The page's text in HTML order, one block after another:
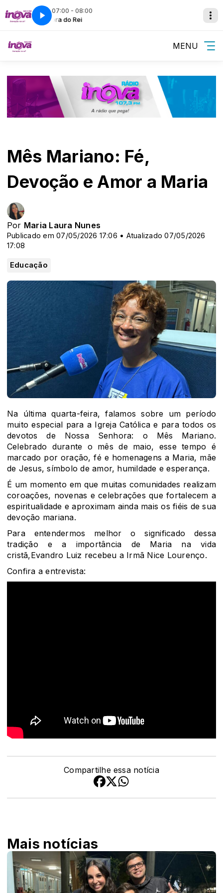
07:00 - 08:00
A Hora do Rei
Super Sequência
MENU
Mês Mariano: Fé,
Devoção e Amor a Maria
Por Maria Laura Nunes
Publicado em 07/05/2026 17:06 • Atualizado 07/05/2026
17:08
Educação
Na última quarta-feira, falamos sobre um período
muito especial para a Igreja Católica e para todos os
devotos de Nossa Senhora: o Mês Mariano.
Celebrado durante o mês de maio, esse tempo é
marcado por oração, fé e homenagens a Maria, mãe
de Jesus, símbolo de amor, humildade e esperança.
É um momento em que muitas comunidades realizam
coroações, novenas e celebrações que fortalecem a
espiritualidade e aproximam ainda mais os fiéis de sua
devoção mariana.
Para entendermos melhor o significado dessa
tradição e a importância de Maria na vida
cristã,Evandro Luiz recebeu a Irmã Nice Lourenço.
Confira a entrevista:
Compartilhe essa notícia
Mais notícias